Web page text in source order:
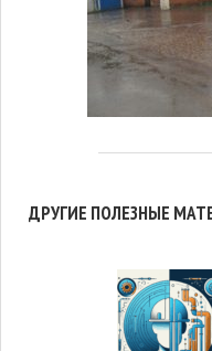
ДРУГИЕ ПОЛЕЗНЫЕ